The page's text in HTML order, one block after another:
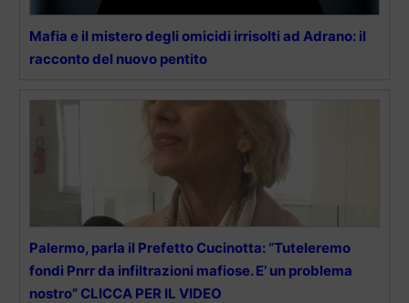
Mafia e il mistero degli omicidi irrisolti ad Adrano: il
racconto del nuovo pentito
Palermo, parla il Prefetto Cucinotta: “Tuteleremo
fondi Pnrr da infiltrazioni mafiose. E’ un problema
nostro” CLICCA PER IL VIDEO